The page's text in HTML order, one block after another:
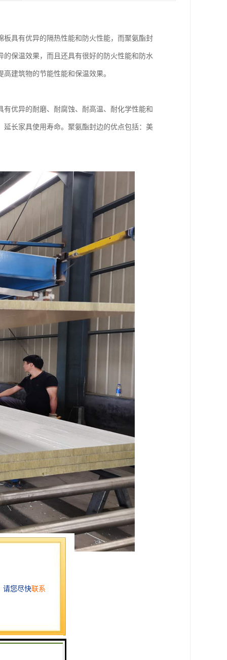
具有优异的隔热性能和防火性能，而聚氨酯封
保温效果，而且还具有很好的防火性能和防水
建筑物的节能性能和保温效果。
优异的耐磨、耐腐蚀、耐高温、耐化学性能和
长家具使用寿命。聚氨酯封边的优点包括：美